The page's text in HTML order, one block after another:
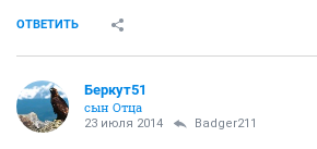
ОТВЕТИТЬ
Беркут51
сын Отца
23 июля 2014 Badger211